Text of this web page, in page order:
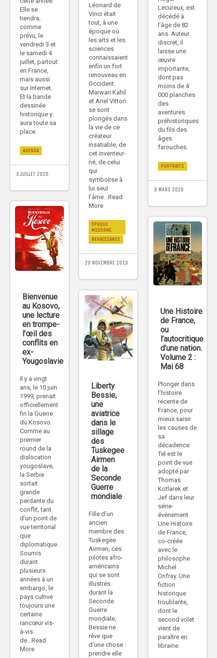
Elle se
tiendra,
comme
prévu, le
vendredi 3 et
le samedi 4
juillet, partout
en France,
mais aussi
sur Internet.
Et la bande
dessinée
historique y
aura toute sa
place.
AGENDA
3 JUILLET 2020
Lecureux, est
décédé à
l’âge de 82
ans. Auteur
discret, il
laisse une
œuvre
importante,
dont pas
moins de 4
000 planches
des
aventures
préhistoriques
du fils des
âges
farouches.
PORTRAITS
9 MARS 2020
Léonard de
Vinci était
tout, à une
époque où
les arts et les
sciences
connaissaient
enfin un fort
renouveau en
Occident.
Marwan Kahil
et Ariel Vittori
se sont
plongés dans
la vie de ce
créateur
insatiable, de
cet inventeur-
né, de celui
qui
symbolise à
lui seul
l’âme...Read
More
ÉPOQUE
MODERNE
RENAISSANCE
20 NOVEMBRE 2019
Bienvenue
au Kosovo,
une lecture
en trompe-
l’œil des
conflits en
ex-
Yougoslavie
Il y a vingt
ans, le 10 juin
1999, prenait
officiellement
fin la Guerre
du Kosovo.
Comme au
premier
round de la
dislocation
yougoslave,
la Serbie
sortait
grande
perdante du
conflit, tant
d’un point de
vue territorial
que
diplomatique.
Soumis
durant
plusieurs
années à un
embargo, le
pays cultive
toujours une
certaine
rancœur vis-
à-vis
de...Read
More
Une Histoire
de France,
ou
l’autocritique
d’une nation.
Volume 2 :
Mai 68
Plonger dans
l’histoire
récente de
France, pour
mieux saisir
les causes de
sa
décadence.
Tel est le
point de vue
adopté par
Thomas
Kotlarek et
Jef dans leur
série-
événement
Une Histoire
de France,
co-créée
avec le
philosophe
Michel
Onfray. Une
fiction
historique
troublante,
dont le
second volet
vient de
paraître en
librairie.
Liberty
Bessie,
une
aviatrice
dans le
sillage
des
Tuskegee
Airmen
de la
Seconde
Guerre
mondiale
Fille d’un
ancien
membre des
Tuskegee
Airmen, ces
pilotes afro-
américains
qui se sont
illustrés
durant la
Seconde
Guerre
mondiale,
Bessie ne
rêve que
d’une chose :
prendre elle